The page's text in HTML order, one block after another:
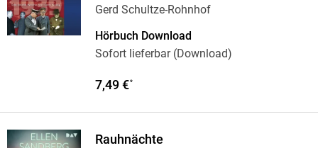
Gerd Schultze-Rohnhof
Hörbuch Download
Sofort lieferbar (Download)
7,49 €*
Rauhnächte